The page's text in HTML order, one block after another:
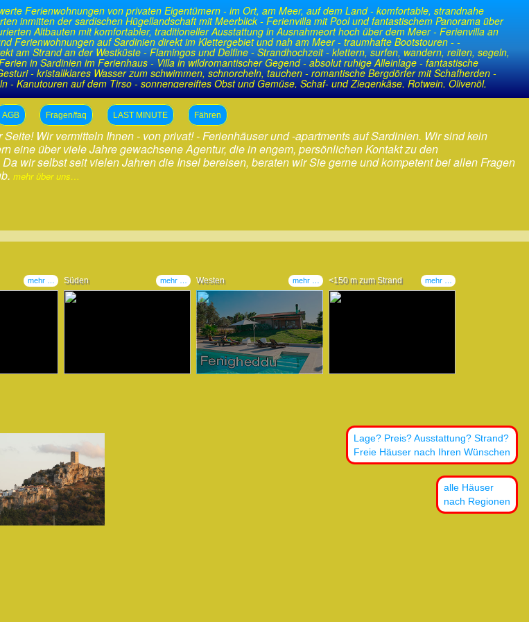
Ferienwohnungen von privaten Eigentümern - im Ort, am Meer, auf dem Land - komfortable, strandnahe
inmitten der sardischen Hügellandschaft mit Meerblick - Ferienvilla mit Pool und fantastischem Panorama über
Altbauten mit komfortabler, traditioneller Ausstattung in Ausnahmeort hoch über dem Meer - Ferienvilla an
Ferienwohnungen auf Sardinien direkt im Klettergebiet und nah am Meer - traumhafte Bootstouren - -
am Strand an der Westküste - Flamingos und Delfine - Strandhochzeit - klettern, surfen, wandern, reiten, segeln,
in Sardinien im Ferienhaus - Villa in wildromantischer Gegend - absolut ruhige Alleinlage - fantastische
- kristallklares Wasser zum schwimmen, schnorcheln, tauchen - romantische Bergdörfer mit Schafherden -
- Kanutouren auf dem Tirso - sonnengereiftes Obst und Gemüse, Schaf- und Ziegenkäse, Rotwein, Olivenöl,
AGB Fragen/faq LAST MINUTE Fähren
Wir vermitteln Ihnen - von privat! - Ferienhäuser und -apartments auf Sardinien. Wir sind kein
eine über viele Jahre gewachsene Agentur, die in engem, persönlichen Kontakt zu den
wir selbst seit vielen Jahren die Insel bereisen, beraten wir Sie gerne und kompetent bei allen Fragen
mehr über uns…
mehr … Süden mehr … Westen mehr … <150 m zum Strand mehr …
Lage? Preis? Ausstattung? Strand?
Freie Häuser nach Ihren Wünschen
alle Häuser
nach Regionen